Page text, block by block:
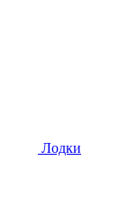
Лодки